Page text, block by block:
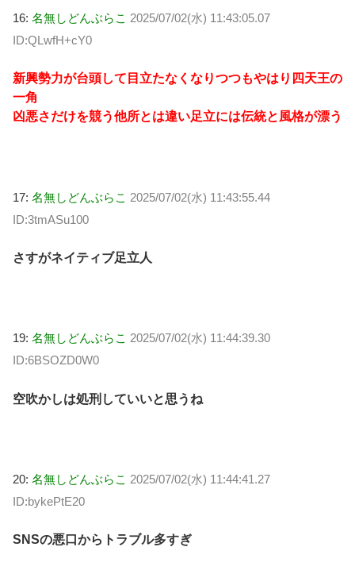
16: 名無しどんぶらこ 2025/07/02(水) 11:43:05.07
ID:QLwfH+cY0
新興勢力が台頭して目立たなくなりつつもやはり四天王の
一角
凶悪さだけを競う他所とは違い足立には伝統と風格が漂う
17: 名無しどんぶらこ 2025/07/02(水) 11:43:55.44
ID:3tmASu100
さすがネイティブ足立人
19: 名無しどんぶらこ 2025/07/02(水) 11:44:39.30
ID:6BSOZD0W0
空吹かしは処刑していいと思うね
20: 名無しどんぶらこ 2025/07/02(水) 11:44:41.27
ID:bykePtE20
SNSの悪口からトラブル多すぎ